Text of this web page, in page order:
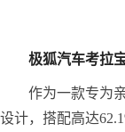
极狐汽车考拉
作为一款专为
设计，搭配高达